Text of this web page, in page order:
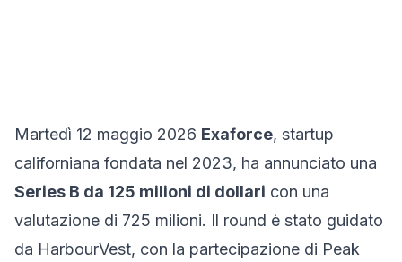
Martedì 12 maggio 2026 Exaforce, startup
californiana fondata nel 2023, ha annunciato una
Series B da 125 milioni di dollari con una
valutazione di 725 milioni. Il round è stato guidato
da HarbourVest, con la partecipazione di Peak